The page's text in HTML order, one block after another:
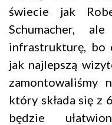
świecie jak
Schumacher,
infrastrukturę, bo
jak najlepszą
zamontowaliśmy
który składa się z
będzie